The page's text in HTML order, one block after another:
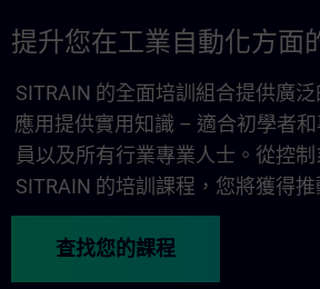
提升您在工業自動化方面
SITRAIN 的全面培訓組合提供廣
應用提供實用知識 – 適合初學者
員以及所有行業專業人士。從控
SITRAIN 的培訓課程，您將獲得
查找您的課程